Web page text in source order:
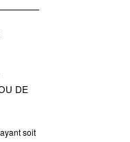
DE
soit